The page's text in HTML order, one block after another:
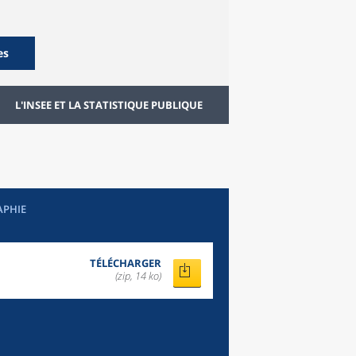
L'INSEE ET LA STATISTIQUE PUBLIQUE
TÉLÉCHARGER
(zip, 14 ko)